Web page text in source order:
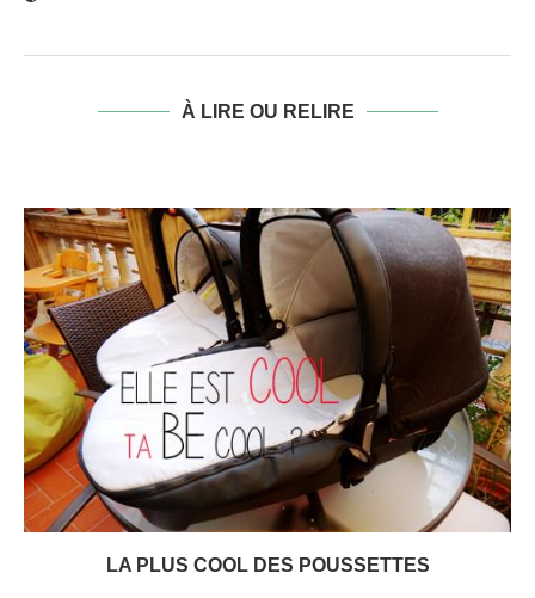
À LIRE OU RELIRE
LA PLUS COOL DES POUSSETTES